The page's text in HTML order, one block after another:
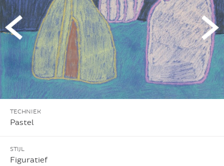
TECHNIEK
Pastel
STIJL
Figuratief